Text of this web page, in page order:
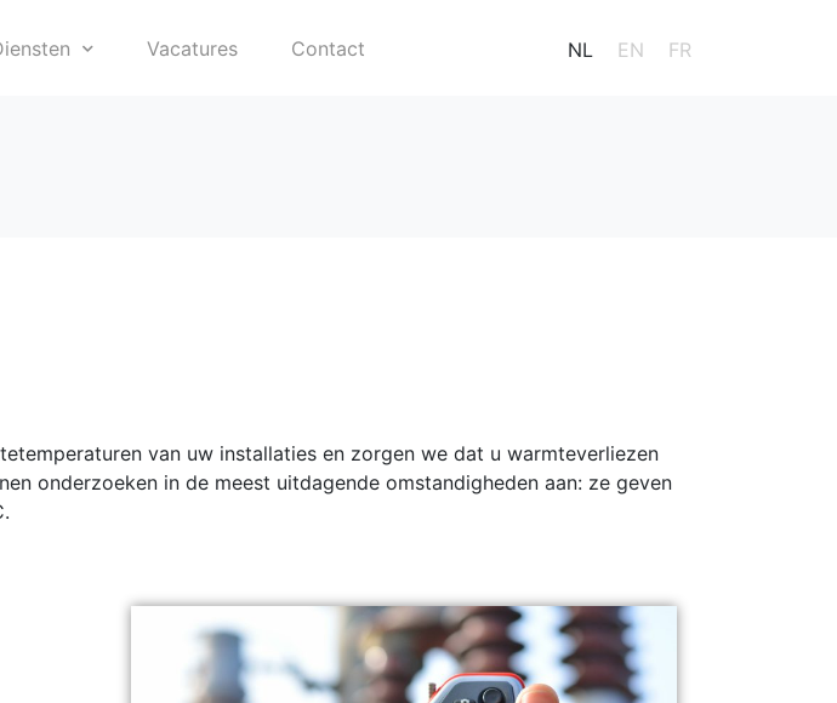
Vacatures Contact NL EN FR
van uw installaties en zorgen we dat u warmteverliezen
onderzoeken in de meest uitdagende omstandigheden aan: ze geven